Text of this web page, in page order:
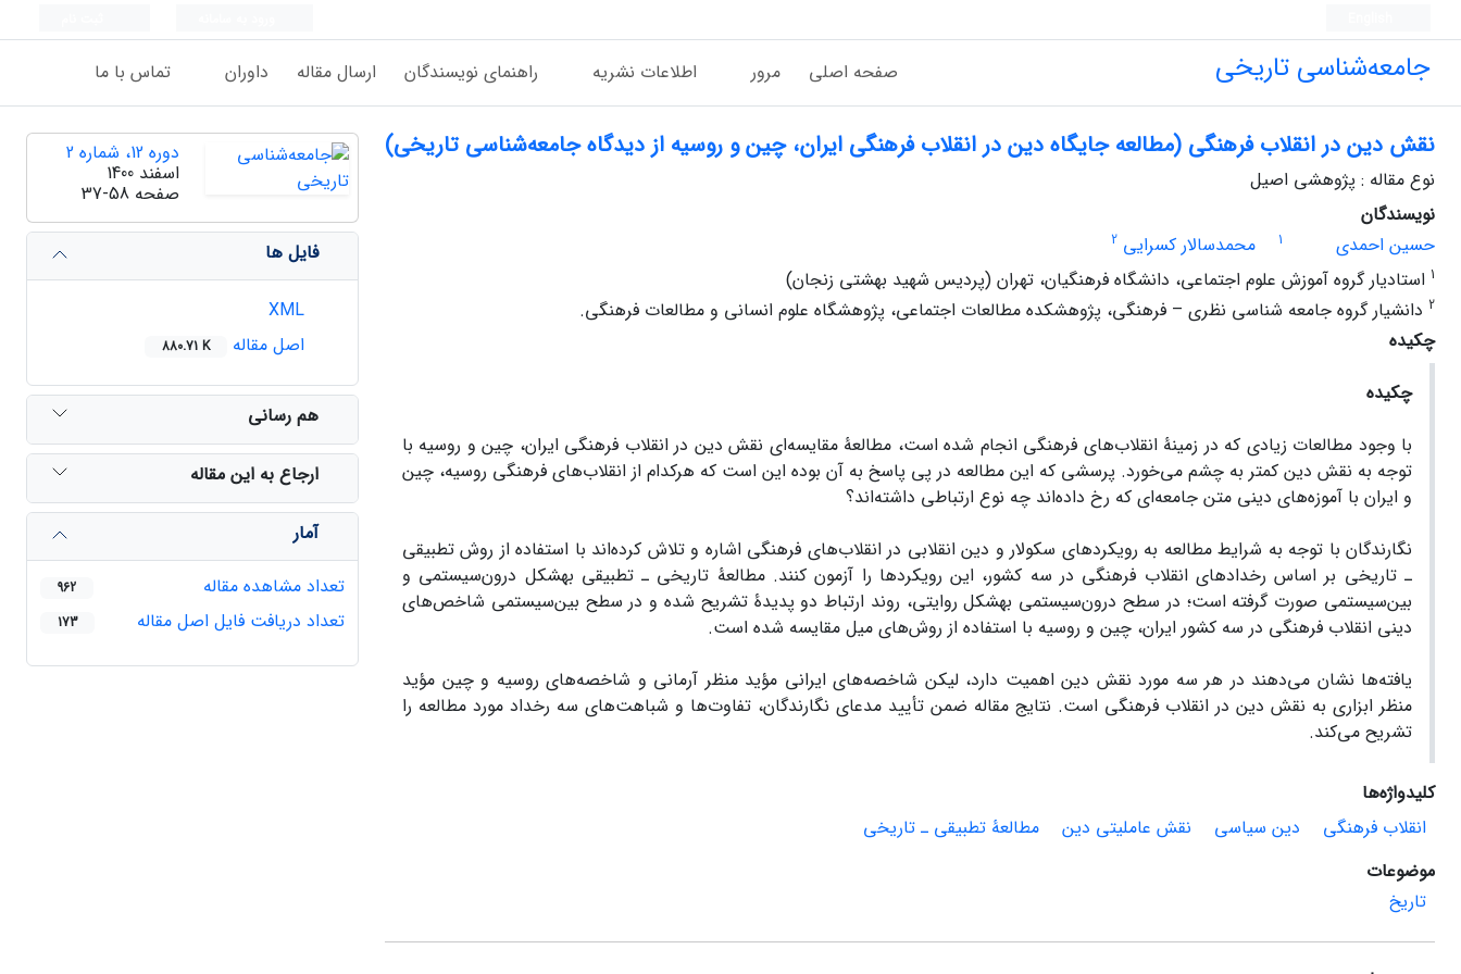
جامعه‌شناسی تاریخی صفحه اصلی مرور اطلاعات نشریه راهنمای نویسندگان ارسال مقاله داوران تماس با ما
نقش دین در انقلاب فرهنگی (مطالعه جایگاه دین در انقلاب فرهنگی ایران، چین و روسیه از دیدگاه جامعه‌شناسی ‌تاریخی)‌
نوع مقاله : پژوهشی اصیل
نویسندگان
حسین احمدی
1 محمدسالار کسرایی 2
1 استادیار گروه آموزش علوم اجتماعی، دانشگاه فرهنگیان، تهران (پردیس شهید بهشتی زنجان)
2 دانشیار گروه جامعه شناسی نظری – فرهنگی، پژوهشکده مطالعات اجتماعی، پژوهشگاه علوم انسانی و مطالعات فرهنگی.
چکیده
چکیده
با وجود مطالعات زیادی که در زمینۀ انقلاب‌های فرهنگی انجام شده است، مطالعۀ مقایسه‌ای نقش دین در انقلاب ‌فرهنگی ایران، چین و روسیه با
توجه به نقش دین کم­تر به­ چشم می‌خورد. پرسشی که این مطالعه در پی پاسخ به آن بوده این است که هرکدام از انقلاب‌های فرهنگی روسیه، چین
و ایران با آموزه‌های دینی متن جامعه‌ای که رخ داده‌اند چه نوع ارتباطی داشته‌اند؟
نگارندگان با توجه به شرایط مطالعه به رویکردهای سکولار و دین ‌انقلابی در انقلاب‌های فرهنگی اشاره و تلاش کرده‌اند با استفاده از روش تطبیقی
ـ تاریخی بر اساس رخدادهای انقلاب ‌فرهنگی در سه کشور، این رویکردها را آزمون کنند. مطالعۀ تاریخی ـ تطبیقی به­شکل درون‌سیستمی و
بین‌سیستمی صورت گرفته است؛ در سطح درون‌سیستمی به­شکل روایتی، روند ارتباط دو پدیدۀ تشریح­ شده و در سطح بین‌سیستمی شاخص‌های
دینی انقلاب ‌فرهنگی در سه کشور ایران، چین و روسیه با استفاده از روش‌های میل مقایسه شده است.
یافته‌ها نشان می‌دهند در هر سه مورد نقش دین اهمیت دارد، لیکن شاخصه‌های ایرانی مؤید منظر آرمانی و شاخصه‌های روسیه و چین مؤید
منظر ابزاری به نقش دین در انقلاب فرهنگی است. نتایج مقاله ضمن تأیید مدعای نگارندگان، تفاوت‌ها و شباهت‌های سه رخداد مورد مطالعه را
تشریح می‌کند.
کلیدواژه‌ها
انقلاب ‌فرهنگی
دین ‌سیاسی نقش ‌عاملیتی دین
مطالعۀ تطبیقی ـ تاریخی
موضوعات
تاریخ
دوره 12، شماره 2
اسفند 1400
صفحه 37-58
فایل ها
اصل مقاله
880.71 K
هم رسانی
ارجاع به این مقاله
آمار
تعداد مشاهده مقاله
962
تعداد دریافت فایل اصل مقاله 173